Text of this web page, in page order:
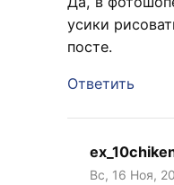
усики
посте.
Ответить
Вс, 16 Ноя,